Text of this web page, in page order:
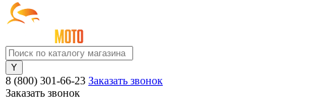
8 (800) 301-66-23 Заказать звонок
Заказать звонок